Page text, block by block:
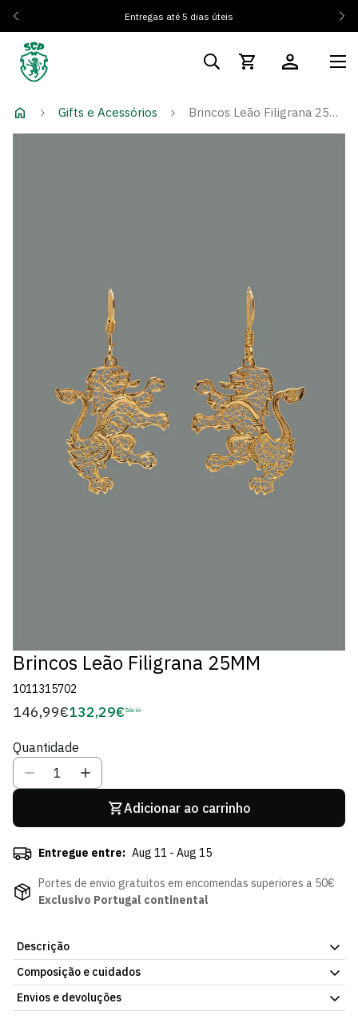
Entregas até 5 dias úteis
Gifts e Acessórios Brincos Leão Filigrana 25MM
Brincos Leão Filigrana 25MM
1011315702
Preço
146,99€ Preço
Sócio
132,29€ Sócio
Quantidade
Adicionar ao carrinho
Entregue entre: Aug 11 - Aug 15
Portes de envio gratuitos em encomendas superiores a 50€
Exclusivo Portugal continental
Descrição
A filigrana portuguesa ao serviço do orgulho leonino. Os Brincos
Leão Filigrana de 25mm do Sporting CP são uma peça de
joalharia artesanal que une a tradição secular da filigrana
Composição e cuidados
Envios e devoluções